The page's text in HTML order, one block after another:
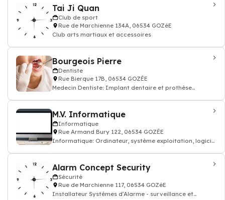
Tai Ji Quan
Club de sport
Rue de Marchienne 134A, 06534 GOZéE
Club arts martiaux et accessoires
Bourgeois Pierre
Dentiste
Rue Bierque 17B, 06534 GOZÉE
Medecin Dentiste: Implant dentaire et prothèse
M.V. Informatique
Informatique
Rue Armand Bury 122, 06534 GOZÉE
Informatique: Ordinateur, système exploitation, logiciel
Alarm Concept Security
Sécurité
Rue de Marchienne 117, 06534 GOZéE
Installateur Systèmes d'Alarme - surveillance et